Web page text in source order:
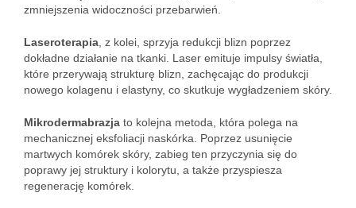
zmniejszenia widoczności przebarwień.
Laseroterapia , z kolei, sprzyja redukcji blizn poprzez
dokładne działanie na tkanki. Laser emituje impulsy światła,
które przerywają strukturę blizn, zachęcając do produkcji
nowego kolagenu i elastyny, co skutkuje wygładzeniem skóry.
Mikrodermabrazja to kolejna metoda, która polega na
mechanicznej eksfoliacji naskórka. Poprzez usunięcie
martwych komórek skóry, zabieg ten przyczynia się do
poprawy jej struktury i kolorytu, a także przyspiesza
regenerację komórek.